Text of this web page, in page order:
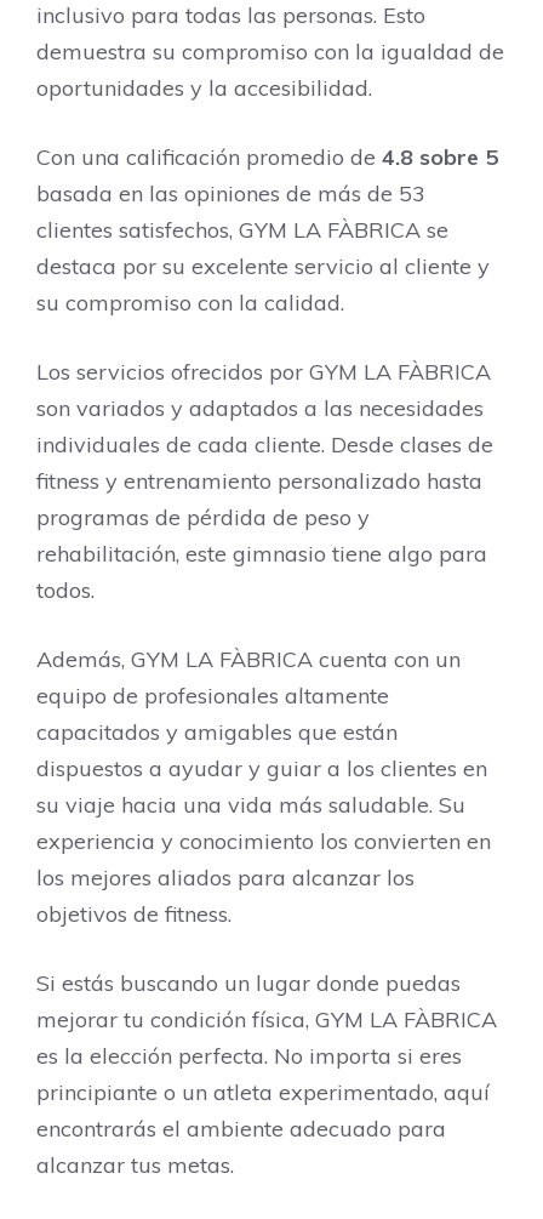
inclusivo para todas las personas. Esto
demuestra su compromiso con la igualdad de
oportunidades y la accesibilidad.
Con una calificación promedio de 4.8 sobre 5
basada en las opiniones de más de 53
clientes satisfechos, GYM LA FÀBRICA se
destaca por su excelente servicio al cliente y
su compromiso con la calidad.
Los servicios ofrecidos por GYM LA FÀBRICA
son variados y adaptados a las necesidades
individuales de cada cliente. Desde clases de
fitness y entrenamiento personalizado hasta
programas de pérdida de peso y
rehabilitación, este gimnasio tiene algo para
todos.
Además, GYM LA FÀBRICA cuenta con un
equipo de profesionales altamente
capacitados y amigables que están
dispuestos a ayudar y guiar a los clientes en
su viaje hacia una vida más saludable. Su
experiencia y conocimiento los convierten en
los mejores aliados para alcanzar los
objetivos de fitness.
Si estás buscando un lugar donde puedas
mejorar tu condición física, GYM LA FÀBRICA
es la elección perfecta. No importa si eres
principiante o un atleta experimentado, aquí
encontrarás el ambiente adecuado para
alcanzar tus metas.